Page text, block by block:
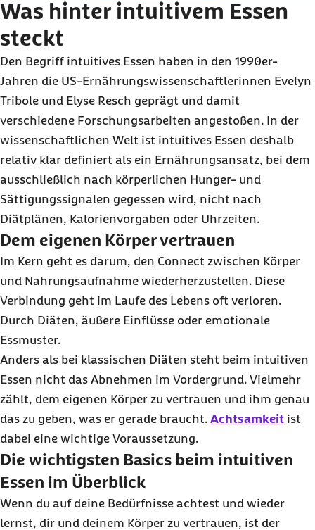
Was hinter intuitivem Essen
steckt
Den Begriff intuitives Essen haben in den 1990er-
Jahren die US-Ernährungswissenschaftlerinnen Evelyn
Tribole und Elyse Resch geprägt und damit
verschiedene Forschungsarbeiten angestoßen. In der
wissenschaftlichen Welt ist intuitives Essen deshalb
relativ klar definiert als ein Ernährungsansatz, bei dem
ausschließlich nach körperlichen Hunger- und
Sättigungssignalen gegessen wird, nicht nach
Diätplänen, Kalorienvorgaben oder Uhrzeiten.
Dem eigenen Körper vertrauen
Im Kern geht es darum, den Connect zwischen Körper
und Nahrungsaufnahme wiederherzustellen. Diese
Verbindung geht im Laufe des Lebens oft verloren.
Durch Diäten, äußere Einflüsse oder emotionale
Essmuster.
Anders als bei klassischen Diäten steht beim intuitiven
Essen nicht das Abnehmen im Vordergrund. Vielmehr
zählt, dem eigenen Körper zu vertrauen und ihm genau
das zu geben, was er gerade braucht. Achtsamkeit ist
dabei eine wichtige Voraussetzung.
Die wichtigsten Basics beim intuitiven
Essen im Überblick
Wenn du auf deine Bedürfnisse achtest und wieder
lernst, dir und deinem Körper zu vertrauen, ist der